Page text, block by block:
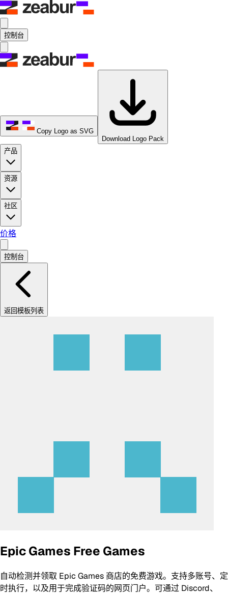
控制台
Copy Logo as SVG
Download Logo Pack
产品
资源
社区
价格
控制台
返回模板列表
Epic Games Free Games
自动检测并领取 Epic Games 商店的免费游戏。支持多账号、定
时执行，以及用于完成验证码的网页门户。可通过 Discord、